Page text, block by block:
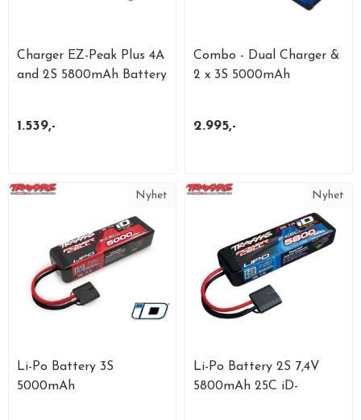
Charger EZ-Peak Plus 4A
and 2S 5800mAh Battery
1.539,-
Combo - Dual Charger &
2 x 3S 5000mAh
2.995,-
Nyhet
Li-Po Battery 3S
5000mAh
Nyhet
Li-Po Battery 2S 7,4V
5800mAh 25C iD-